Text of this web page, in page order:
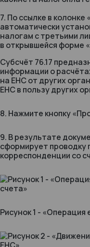
7. По ссылке в
автоматически
налогам с третьими
в открывшейся форме
Субсчёт 76.17
информации о
на ЕНС от других
ЕНС в пользу других
8. Нажмите кнопку
9. В результате
сформирует проводку
корреспонденции со
Рисунок 1 - «Операция